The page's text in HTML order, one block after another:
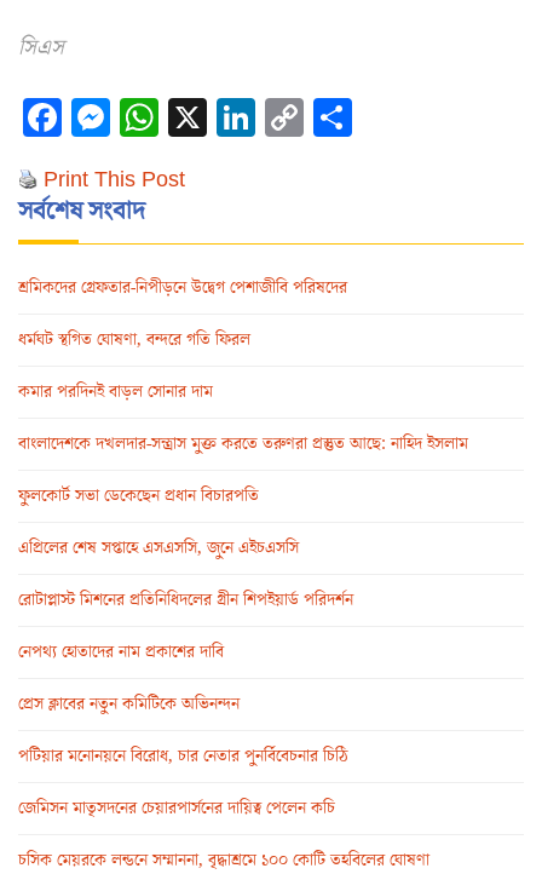
সিএস
Facebook
Messenger
WhatsApp
X LinkedIn
Copy
Link
Print This Post
সর্বশেষ সংবাদ
শ্রমিকদের গ্রেফতার-নিপীড়নে উদ্বেগ পেশাজীবি পরিষদের
ধর্মঘট স্থগিত ঘোষণা, বন্দরে গতি ফিরল
কমার পরদিনই বাড়ল সোনার দাম
বাংলাদেশকে দখলদার-সন্ত্রাস মুক্ত করতে তরুণরা প্রস্তুত আছে: নাহিদ ইসলাম
ফুলকোর্ট সভা ডেকেছেন প্রধান বিচারপতি
এপ্রিলের শেষ সপ্তাহে এসএসসি, জুনে এইচএসসি
রোটাপ্লাস্ট মিশনের প্রতিনিধিদলের গ্রীন শিপইয়ার্ড পরিদর্শন
নেপথ্য হোতাদের নাম প্রকাশের দাবি
প্রেস ক্লাবের নতুন কমিটিকে অভিনন্দন
পটিয়ার মনোনয়নে বিরোধ, চার নেতার পুনর্বিবেচনার চিঠি
জেমিসন মাতৃসদনের চেয়ারপার্সনের দায়িত্ব পেলেন কচি
চসিক মেয়রকে লন্ডনে সম্মাননা, বৃদ্ধাশ্রমে ১০০ কোটি তহবিলের ঘোষণা